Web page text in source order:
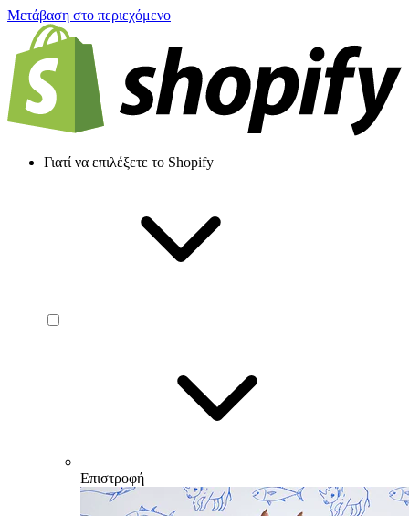
Μετάβαση στο περιεχόμενο
Γιατί να επιλέξετε το Shopify
Επιστροφή